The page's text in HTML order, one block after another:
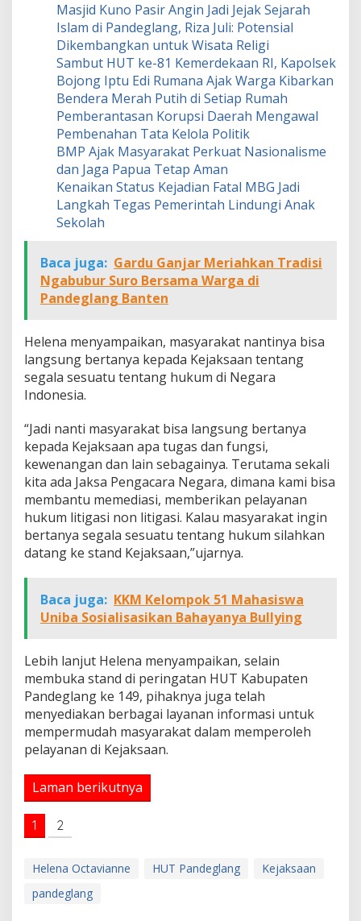
Masjid Kuno Pasir Angin Jadi Jejak Sejarah
Islam di Pandeglang, Riza Juli: Potensial
Dikembangkan untuk Wisata Religi
Sambut HUT ke-81 Kemerdekaan RI, Kapolsek
Bojong Iptu Edi Rumana Ajak Warga Kibarkan
Bendera Merah Putih di Setiap Rumah
Pemberantasan Korupsi Daerah Mengawal
Pembenahan Tata Kelola Politik
BMP Ajak Masyarakat Perkuat Nasionalisme
dan Jaga Papua Tetap Aman
Kenaikan Status Kejadian Fatal MBG Jadi
Langkah Tegas Pemerintah Lindungi Anak
Sekolah
Baca juga: Gardu Ganjar Meriahkan Tradisi
Ngabubur Suro Bersama Warga di
Pandeglang Banten
Helena menyampaikan, masyarakat nantinya bisa
langsung bertanya kepada Kejaksaan tentang
segala sesuatu tentang hukum di Negara
Indonesia.
“Jadi nanti masyarakat bisa langsung bertanya
kepada Kejaksaan apa tugas dan fungsi,
kewenangan dan lain sebagainya. Terutama sekali
kita ada Jaksa Pengacara Negara, dimana kami bisa
membantu memediasi, memberikan pelayanan
hukum litigasi non litigasi. Kalau masyarakat ingin
bertanya segala sesuatu tentang hukum silahkan
datang ke stand Kejaksaan,”ujarnya.
Baca juga: KKM Kelompok 51 Mahasiswa
Uniba Sosialisasikan Bahayanya Bullying
Lebih lanjut Helena menyampaikan, selain
membuka stand di peringatan HUT Kabupaten
Pandeglang ke 149, pihaknya juga telah
menyediakan berbagai layanan informasi untuk
mempermudah masyarakat dalam memperoleh
pelayanan di Kejaksaan.
Laman berikutnya
1 2
Helena Octavianne HUT Pandeglang
Kejaksaan
pandeglang